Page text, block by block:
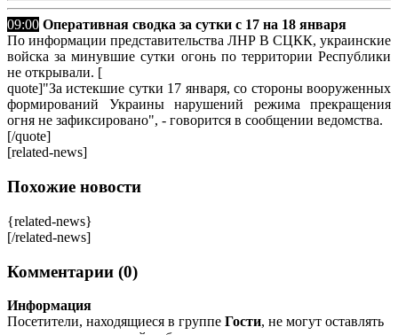
09:00 Оперативная сводка за сутки с 17 на 18 января
По информации представительства ЛНР В СЦКК, украинские
войска за минувшие сутки огонь по территории Республики
не открывали. [
quote]"За истекшие сутки 17 января, со стороны вооруженных
формирований Украины нарушений режима прекращения
огня не зафиксировано", - говорится в сообщении ведомства.
[/quote]
[related-news]
Похожие новости
{related-news}
[/related-news]
Комментарии (0)
Информация
Посетители, находящиеся в группе Гости, не могут оставлять